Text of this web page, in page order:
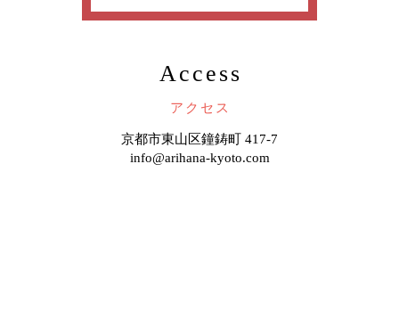
Access
アクセス
京都市東山区鐘鋳町 417-7
info@arihana-kyoto.com